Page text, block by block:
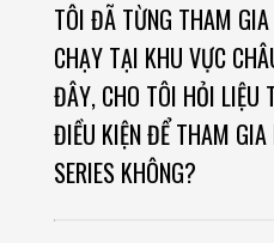
TÔI ĐÃ TỪNG THAM
CHẠY TẠI KHU VỰC
ĐÂY, CHO TÔI HỎI LIỆU
ĐIỀU KIỆN ĐỂ THAM GIA
SERIES KHÔNG?